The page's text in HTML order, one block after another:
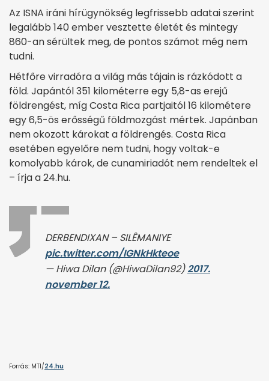
Az ISNA iráni hírügynökség legfrissebb adatai szerint
legalább 140 ember vesztette életét és mintegy
860-an sérültek meg, de pontos számot még nem
tudni.
Hétfőre virradóra a világ más tájain is rázkódott a
föld. Japántól 351 kilométerre egy 5,8-as erejű
földrengést, míg Costa Rica partjaitól 16 kilométere
egy 6,5-ös erősségű földmozgást mértek. Japánban
nem okozott károkat a földrengés. Costa Rica
esetében egyelőre nem tudni, hogy voltak-e
komolyabb károk, de cunamiriadót nem rendeltek el
– írja a 24.hu.
DERBENDIXAN – SILÊMANIYE
pic.twitter.com/IGNkHkteoe
— Hiwa Dilan (@HiwaDilan92)2017.
november 12.
Forrás: MTI/24.hu